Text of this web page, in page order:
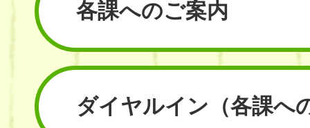
各課へのご案内
ダイヤルイン （各課へ